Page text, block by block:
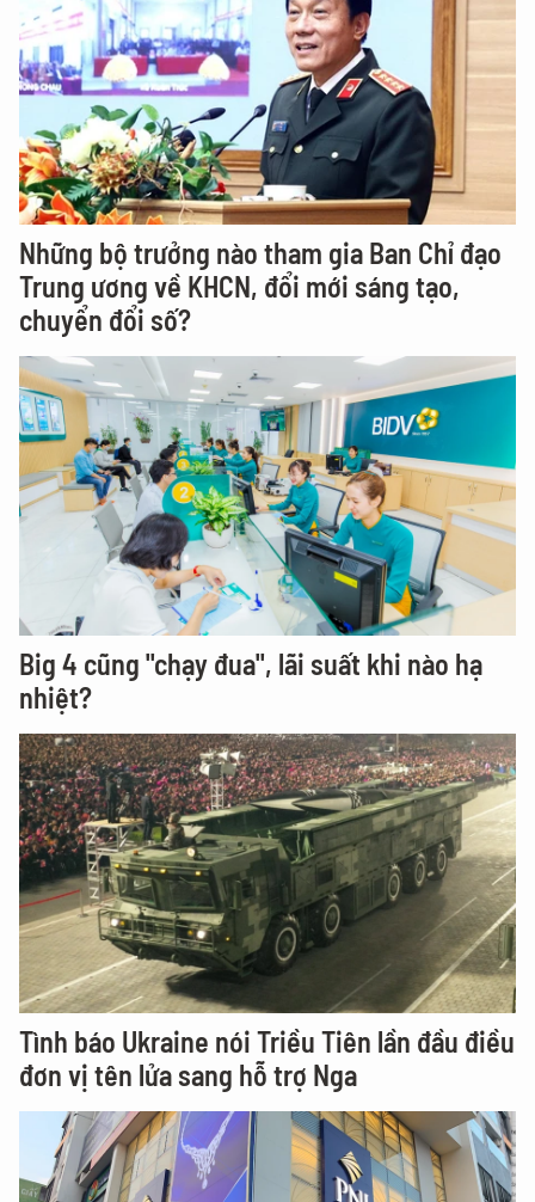
Những bộ trưởng nào tham gia Ban Chỉ đạo
Trung ương về KHCN, đổi mới sáng tạo,
chuyển đổi số?
Big 4 cũng "chạy đua", lãi suất khi nào hạ
nhiệt?
Tình báo Ukraine nói Triều Tiên lần đầu điều
đơn vị tên lửa sang hỗ trợ Nga